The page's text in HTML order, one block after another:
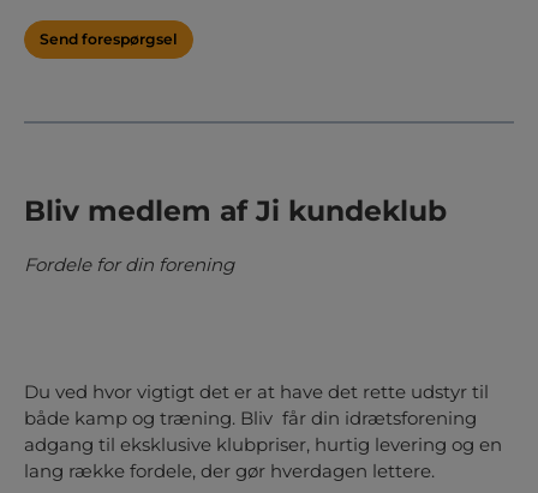
Send forespørgsel
Bliv medlem af Ji kundeklub
Fordele for din forening
Du ved hvor vigtigt det er at have det rette udstyr til
både kamp og træning. Bliv får din idrætsforening
adgang til eksklusive klubpriser, hurtig levering og en
lang række fordele, der gør hverdagen lettere.